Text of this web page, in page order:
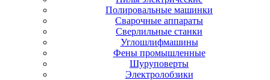
Полировальные машинки
Сварочные аппараты
Сверлильные станки
Углошлифмашины
Фены промышленные
Шуруповерты
Электролобзики